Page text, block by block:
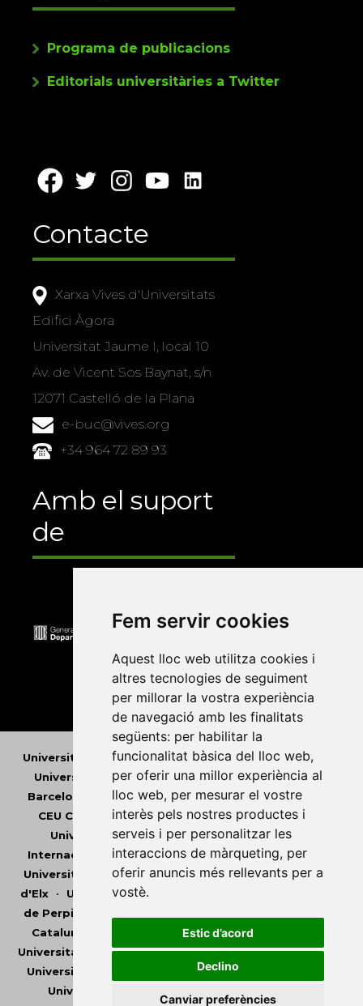
Fem servir cookies
Aquest lloc web utilitza cookies i
altres tecnologies de seguiment
per millorar la vostra experiència
de navegació amb les finalitats
següents: per habilitar la
funcionalitat bàsica del lloc web,
per oferir una millor experiència al
lloc web, per mesurar el vostre
interès pels nostres productes i
serveis i per personalitzar les
interaccions de màrqueting, per
oferir anuncis més rellevants per a
vostè.
Estic d’acord
Declino
Canviar preferències
Programa de publicacions
Editorials universitàries a Twitter
Contacte
Xarxa Vives d'Universitats
Edifici Àgora
Universitat Jaume I, local 10
Av. de Vicent Sos Baynat, s/n
12071 Castelló de la Plana
e-buc@vives.org
+34 964 72 89 93
Amb el suport
de
Universitat Abat Oliba CEU•Universitat d'Alacant
Universitat d'Andorra•Universitat Autònoma de
Barcelona
Universitat de Barcelona•Universitat
CEU Cardenal Herrera• Universitat de Girona
Universitat de les Illes Balears•Universitat
Internacional de Catalunya • Universitat Jaume I
Universitat de Lleida •Universitat Miguel Hernández
d'Elx• Universitat Oberta de Catalunya
de Perpinyà Via Domitia
Catalunya
Universitat Politècnica de València
Universitat Pompeu Fabra•Universitat Ramon Llull
Universitat Rovira i Virgili
Universitat de Sàsser
Universitat de València